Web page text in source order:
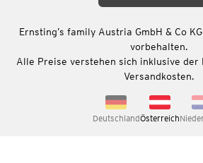
Ernsting’s family Austria GmbH & Co
vorbehalten.
Alle Preise verstehen sich inklusive der
Versandkosten.
DeutschlandÖsterreich